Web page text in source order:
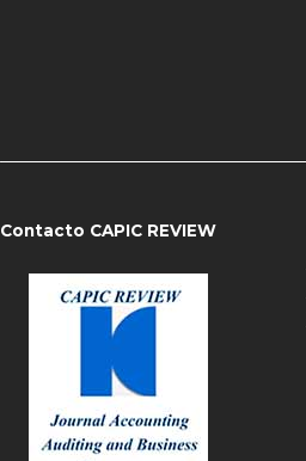
Contacto CAPIC REVIEW